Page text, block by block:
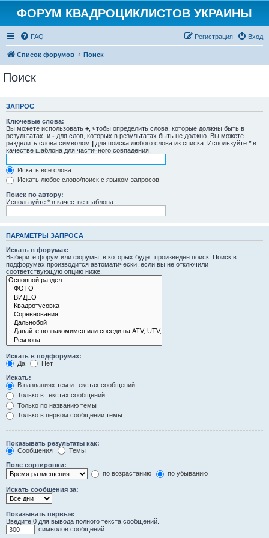
ФОРУМ КВАДРОЦИКЛИСТОВ УКРАИНЫ
FAQ Вход
Регистрация
Список форумов Поиск
Поиск
ЗАПРОС
Ключевые слова:
Вы можете использовать + , чтобы определить слова, которые должны быть в
результатах, и - для слов, которых в результатах быть не должно. Вы можете
разделить слова символом | для поиска любого слова из списка. Используйте * в
качестве шаблона для частичного совпадения.
Искать все слова
Искать любое слово/поиск с языком запросов
Поиск по автору:
Используйте * в качестве шаблона.
ПАРАМЕТРЫ ЗАПРОСА
Искать в форумах:
Выберите форум или форумы, в которых будет произведён поиск. Поиск в
подфорумах производится автоматически, если вы не отключили
соответствующую опцию ниже.
Искать в подфорумах:
Да
Нет
Искать:
В названиях тем и текстах сообщений
Только в текстах сообщений
Только по названию темы
Только в первом сообщении темы
Показывать результаты как:
Сообщения
Темы
Поле сортировки:
по возрастанию
по убыванию
Искать сообщения за:
Показывать первые:
Введите 0 для вывода полного текста сообщений.
символов сообщений